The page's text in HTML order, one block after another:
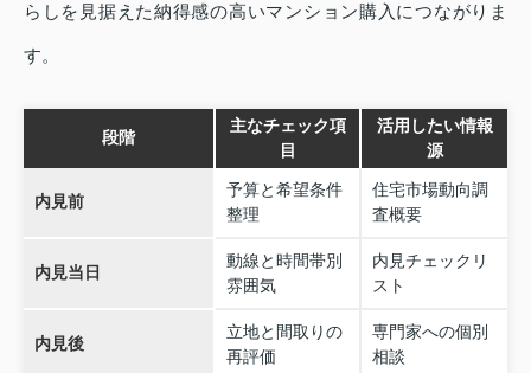
らしを見据えた納得感の高いマンション購入につながりま
す。
段階
主なチェック項
目
活用したい情報
源
内見前
予算と希望条件
整理
住宅市場動向調
査概要
内見当日
動線と時間帯別
雰囲気
内見チェックリ
スト
内見後
立地と間取りの
再評価
専門家への個別
相談